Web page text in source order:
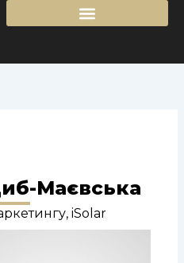
Маєвська
iSolar